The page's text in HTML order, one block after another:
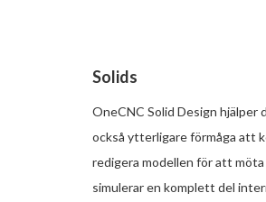
Solids
OneCNC Solid Design hjälper
också ytterligare förmåga att
redigera modellen för att
simulerar en komplett del